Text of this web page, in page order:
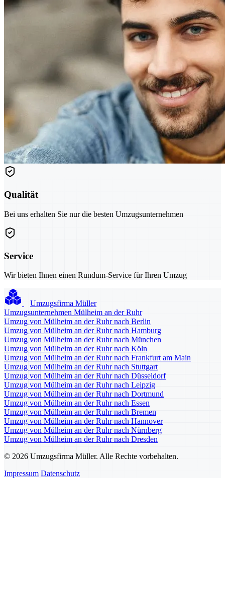
Qualität
Bei uns erhalten Sie nur die besten Umzugsunternehmen
Service
Wir bieten Ihnen einen Rundum-Service für Ihren Umzug
Umzugsfirma Müller
Umzugsunternehmen Mülheim an der Ruhr
Umzug von Mülheim an der Ruhr nach Berlin
Umzug von Mülheim an der Ruhr nach Hamburg
Umzug von Mülheim an der Ruhr nach München
Umzug von Mülheim an der Ruhr nach Köln
Umzug von Mülheim an der Ruhr nach Frankfurt am Main
Umzug von Mülheim an der Ruhr nach Stuttgart
Umzug von Mülheim an der Ruhr nach Düsseldorf
Umzug von Mülheim an der Ruhr nach Leipzig
Umzug von Mülheim an der Ruhr nach Dortmund
Umzug von Mülheim an der Ruhr nach Essen
Umzug von Mülheim an der Ruhr nach Bremen
Umzug von Mülheim an der Ruhr nach Hannover
Umzug von Mülheim an der Ruhr nach Nürnberg
Umzug von Mülheim an der Ruhr nach Dresden
© 2026 Umzugsfirma Müller. Alle Rechte vorbehalten.
Impressum Datenschutz